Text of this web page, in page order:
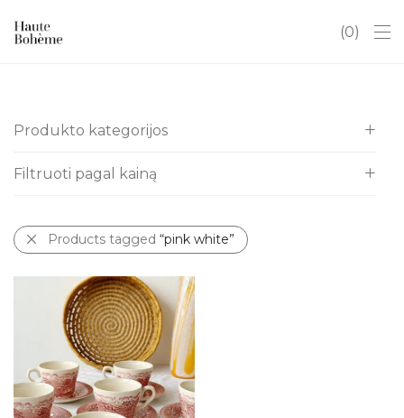
0
Produkto kategorijos
Visos
Kalėdos
Art Deco
Chinoserie
Dovanų kuponai
Hobiams
Filtruoti pagal kainą
All
€10-€20
Products tagged “pink white”